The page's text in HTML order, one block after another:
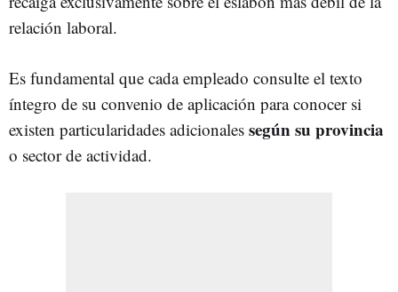
relación laboral.
Es fundamental que cada empleado consulte el texto
íntegro de su convenio de aplicación para conocer si
existen particularidades adicionales según su provincia
o sector de actividad.